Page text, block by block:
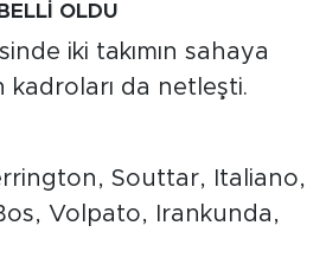
OLDU
iki takımın sahaya
kadroları da netleşti.
Souttar, Italiano,
Volpato, Irankunda,